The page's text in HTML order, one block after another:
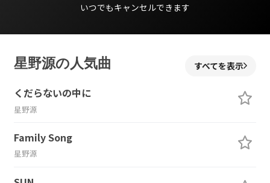
いつでもキャンセルできます
星野源の人気曲 すべてを表示
くだらないの中に
星野源
Family Song
星野源